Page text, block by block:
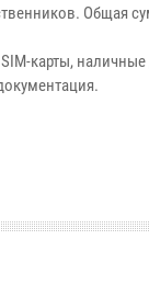
Общая
карты,